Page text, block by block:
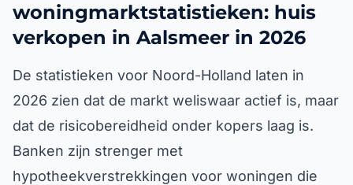
woningmarktstatistieken: huis
verkopen in Aalsmeer in 2026
De statistieken voor Noord-Holland laten in
2026 zien dat de markt weliswaar actief is, maar
dat de risicobereidheid onder kopers laag is.
Banken zijn strenger met
hypotheekverstrekkingen voor woningen die